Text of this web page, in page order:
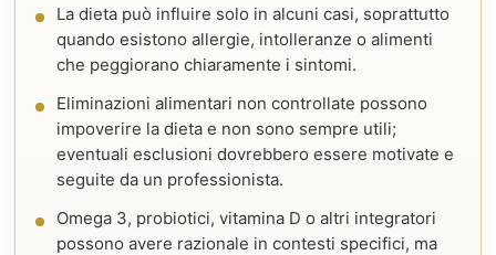
La dieta può influire solo in alcuni casi, soprattutto
quando esistono allergie, intolleranze o alimenti
che peggiorano chiaramente i sintomi.
Eliminazioni alimentari non controllate possono
impoverire la dieta e non sono sempre utili;
eventuali esclusioni dovrebbero essere motivate e
seguite da un professionista.
Omega 3, probiotici, vitamina D o altri integratori
possono avere razionale in contesti specifici, ma